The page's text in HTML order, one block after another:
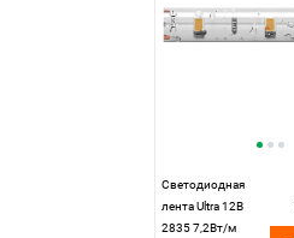
Светодиодная
лента Ultra 12В
2835 7,2Вт/м